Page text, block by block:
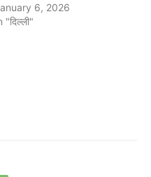
6, 2026
"दिल्ली"